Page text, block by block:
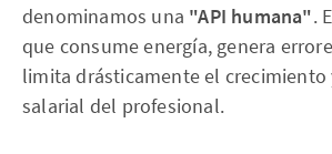
denominamos una "API humana".
que consume energía, genera
limita drásticamente el crecimiento
salarial del profesional.